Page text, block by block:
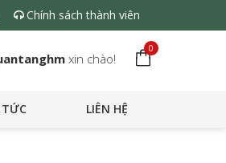
Chính sách thành viên
xin chào!
0
LIÊN HỆ